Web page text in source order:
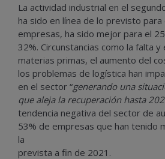
La actividad industrial en el
ha sido en línea de lo previsto para
empresas, ha sido mejor para el
32%. Circunstancias como la falta
materias primas, el aumento del
los problemas de logística han
en el sector “generando una
que aleja la recuperación hasta
tendencia negativa del sector de
53% de empresas que han tenido
la
prevista a fin de 2021.